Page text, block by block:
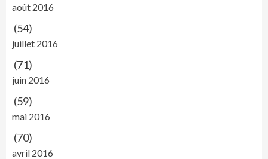
août 2016
(54)
juillet 2016
(71)
juin 2016
(59)
mai 2016
(70)
avril 2016